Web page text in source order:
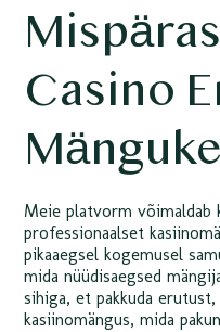
Casino
Meie platvorm võimaldab
professionaalset
pikaaegsel kogemusel
mida nüüdisaegsed
sihiga, et pakkuda
kasiinomängus, mida